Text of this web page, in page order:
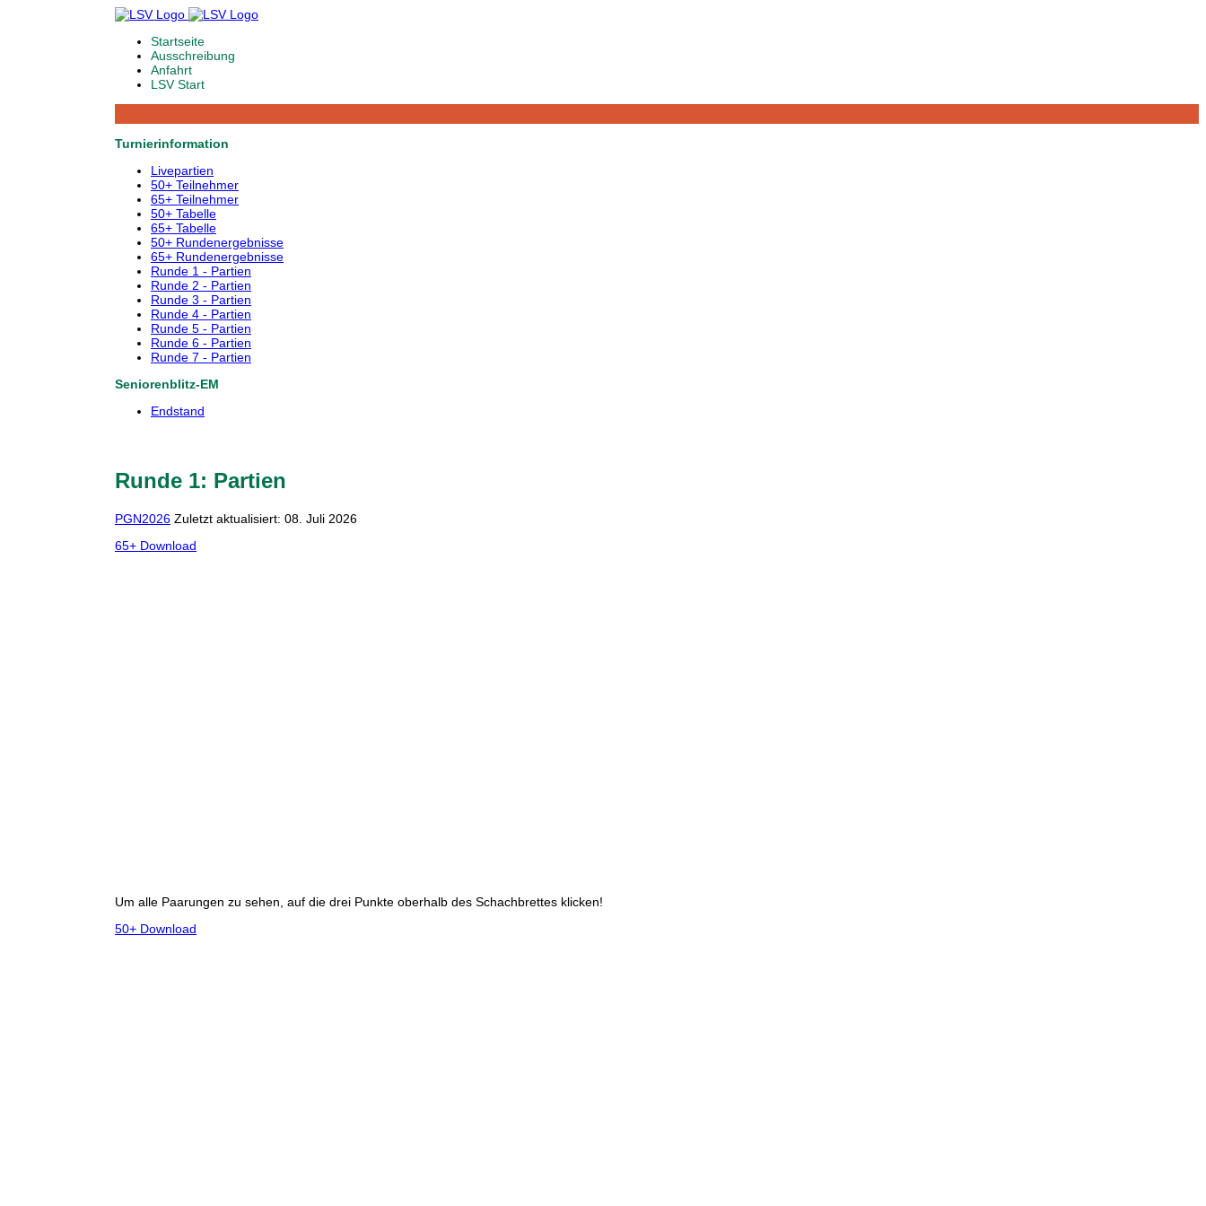
Startseite
Ausschreibung
Anfahrt
LSV Start
Turnierinformation
Livepartien
50+ Teilnehmer
65+ Teilnehmer
50+ Tabelle
65+ Tabelle
50+ Rundenergebnisse
65+ Rundenergebnisse
Runde 1 - Partien
Runde 2 - Partien
Runde 3 - Partien
Runde 4 - Partien
Runde 5 - Partien
Runde 6 - Partien
Runde 7 - Partien
Seniorenblitz-EM
Endstand
Runde 1: Partien
PGN2026 Zuletzt aktualisiert: 08. Juli 2026
65+ Download
Um alle Paarungen zu sehen, auf die drei Punkte oberhalb des Schachbrettes klicken!
50+ Download